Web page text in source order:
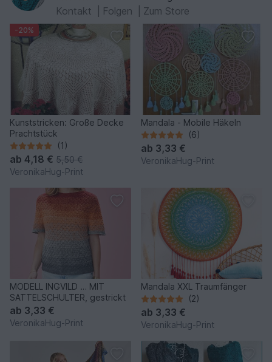
Kontakt
Folgen Zum Store
-20%
Kunststricken: Große Decke
Prachtstück
(1)
ab 4,18 € 5,50 €
VeronikaHug-Print
Mandala - Mobile Häkeln
(6)
ab 3,33 €
VeronikaHug-Print
MODELL INGVILD … MIT
SATTELSCHULTER, gestrickt
ab 3,33 €
VeronikaHug-Print
Mandala XXL Traumfänger
(2)
ab 3,33 €
VeronikaHug-Print